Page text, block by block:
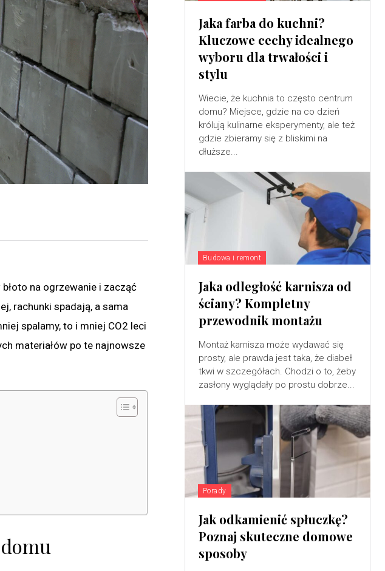
na ogrzewanie i zacząć
rachunki spadają, a sama
spalamy, to i mniej CO2 leci
materiałów po te najnowsze
Jaka farba do kuchni?
Kluczowe cechy idealnego
wyboru dla trwałości i
stylu
Wiecie, że kuchnia to często centrum
domu? Miejsce, gdzie na co dzień
królują kulinarne eksperymenty, ale też
gdzie zbieramy się z bliskimi na
dłuższe...
Budowa i remont
Jaka odległość karnisza od
ściany? Kompletny
przewodnik montażu
Montaż karnisza może wydawać się
prosty, ale prawda jest taka, że diabeł
tkwi w szczegółach. Chodzi o to, żeby
zasłony wyglądały po prostu dobrze...
Porady
Jak odkamienić spłuczkę?
Poznaj skuteczne domowe
sposoby